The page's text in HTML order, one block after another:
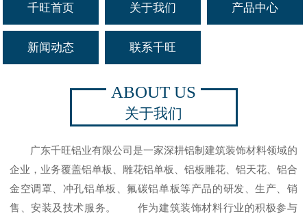
千旺首页 关于我们 产品中心
新闻动态 联系千旺
ABOUT US
关于我们
广东千旺铝业有限公司是一家深耕铝制建筑装饰材料领域的
企业，业务覆盖铝单板、雕花铝单板、铝板雕花、铝天花、铝合
金空调罩、冲孔铝单板、氟碳铝单板等产品的研发、生产、销
售、安装及技术服务。 作为建筑装饰材料行业的积极参与